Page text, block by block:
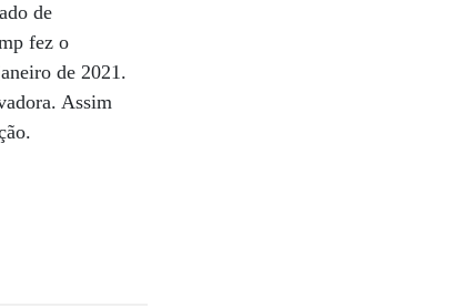
de
fez o
de 2021.
Assim